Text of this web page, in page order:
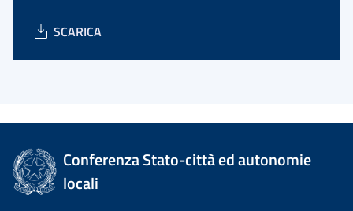
SCARICA
Conferenza Stato-città ed autonomie
locali